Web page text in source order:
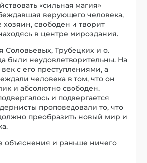
«сильная магия»
верующего человека,
хозяин, свободен и творит
в центре мироздания.
Соловьевых, Трубецких и о.
были неудовлетворительны. На
век с его преступлениями, а
человека в том, что он
и абсолютно свободен.
и подвергается
проповедовали то, что
преобразить новый мир и
объяснения и раньше ничего